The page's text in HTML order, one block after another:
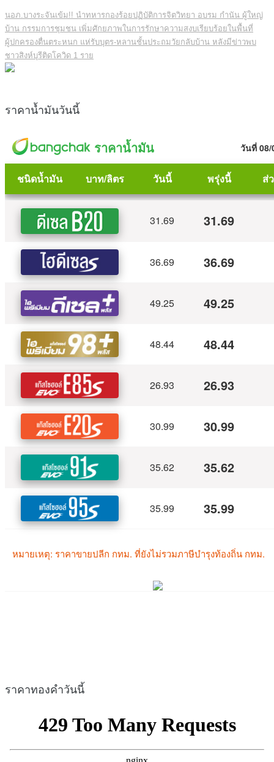
นอภ.บางระจันเข้ม!! นำทหารกองร้อยปฏิบัติการจิตวิทยา อบรม กำนัน ผู้ใหญ่
บ้าน กรรมการชุมชน เพิ่มศักยภาพในการรักษาความสงบเรียบร้อยในพื้นที่
ผู้ปกครองตื่นตระหนก แห่รับบุตร-หลานชั้นประถมวัยกลับบ้าน หลังมีข่าวพบ
ชาวสิงห์บุรีติดโควิด 1 ราย
ราคาน้ำมันวันนี้
ราคาทองคำวันนี้